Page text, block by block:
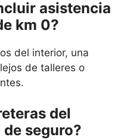
asistencia
km 0?
del interior, una
de talleres o
del
seguro?